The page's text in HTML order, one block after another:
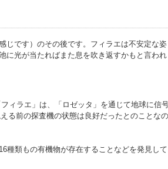
じです）のその後です。フィラエは不安定な姿
に光が当たればまた息を吹き返すかもと言われ
ィラエ」は、「ロゼッタ」を通じて地球に信
る前の探査機の状態は良好だったとのことなの
種類もの有機物が存在することなどを発見して